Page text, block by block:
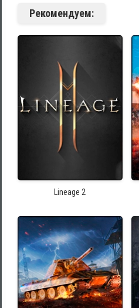
Рекомендуем:
Lineage 2